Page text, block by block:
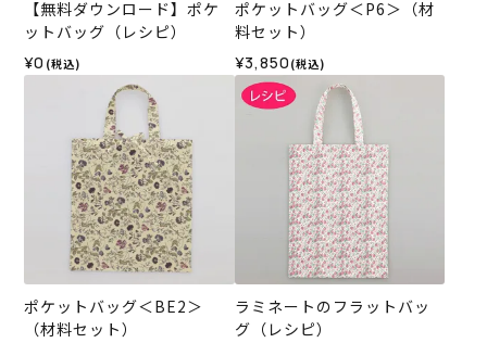
【無料ダウンロード】ポケ
ットバッグ（レシピ）
¥0 (税込)
ポケットバッグ＜P6＞（材
料セット）
¥3,850 (税込)
ポケットバッグ＜BE2＞
（材料セット）
ラミネートのフラットバッ
グ（レシピ）